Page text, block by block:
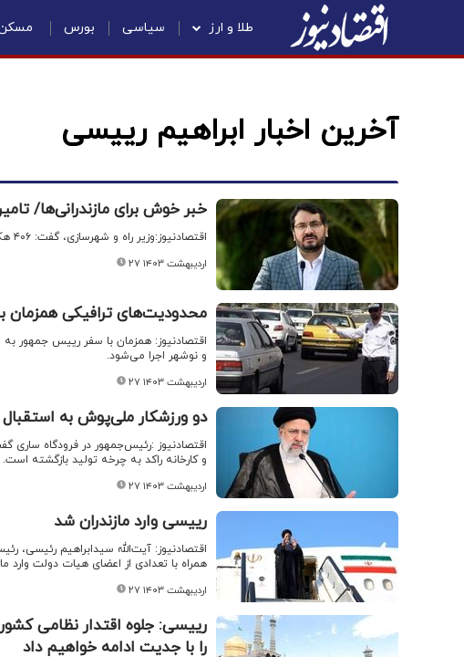
طلا و ارز سیاسی بورس
آخرین اخبار ابراهیم رییسی
خبر خوش برای مازندرانی‌ها/
اقتصادنیوز:وزیر راه و شهرسازی، گفت: ۴۰۶ هکتار زمین شهری در مازندران برای اجرای نهضت ملی مسکن تامین شد.
۲۷ اردیبهشت ۱۴۰۳
محدودیت‌های ترافیکی همزمان
اقتصادنیوز: همزمان با سفر رییس جمهور به
و نوشهر اجرا می‌شود.
۲۷ اردیبهشت ۱۴۰۳
دو ورزشکار ملی‌پوش به
و کارخانه راکد به چرخه تولید بازگشته‌ است.
۲۷ اردیبهشت ۱۴۰۳
رییسی وارد مازندران شد
همراه با تعدادی از اعضای هیات دولت وارد
۲۷ اردیبهشت ۱۴۰۳
رییسی: جلوه اقتدار نظامی
را با جدیت ادامه خواهیم داد